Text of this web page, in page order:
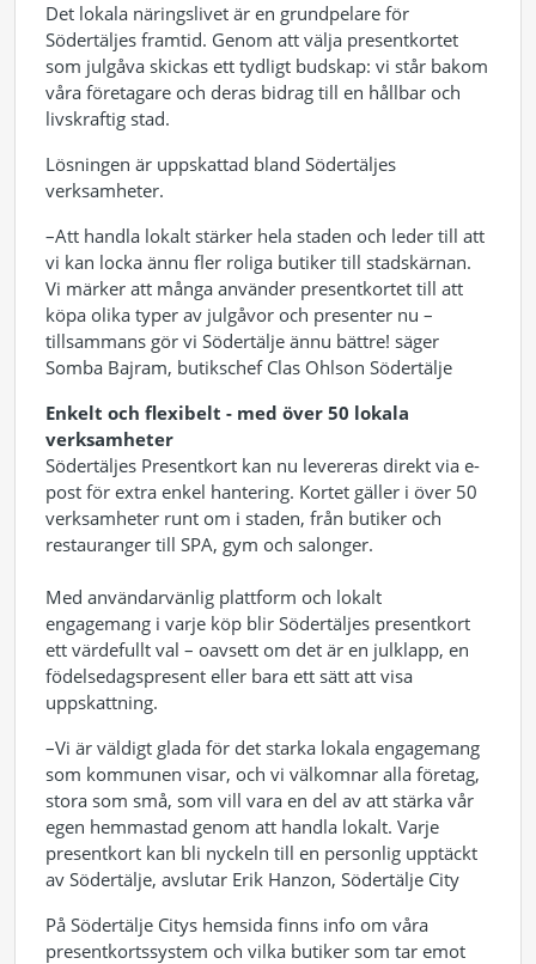
Det lokala näringslivet är en grundpelare för
Södertäljes framtid. Genom att välja presentkortet
som julgåva skickas ett tydligt budskap: vi står bakom
våra företagare och deras bidrag till en hållbar och
livskraftig stad.
Lösningen är uppskattad bland Södertäljes
verksamheter.
–Att handla lokalt stärker hela staden och leder till att
vi kan locka ännu fler roliga butiker till stadskärnan.
Vi märker att många använder presentkortet till att
köpa olika typer av julgåvor och presenter nu –
tillsammans gör vi Södertälje ännu bättre! säger
Somba Bajram, butikschef Clas Ohlson Södertälje
Enkelt och flexibelt - med över 50 lokala
verksamheter
Södertäljes Presentkort kan nu levereras direkt via e-
post för extra enkel hantering. Kortet gäller i över 50
verksamheter runt om i staden, från butiker och
restauranger till SPA, gym och salonger.
Med användarvänlig plattform och lokalt
engagemang i varje köp blir Södertäljes presentkort
ett värdefullt val – oavsett om det är en julklapp, en
födelsedagspresent eller bara ett sätt att visa
uppskattning.
–Vi är väldigt glada för det starka lokala engagemang
som kommunen visar, och vi välkomnar alla företag,
stora som små, som vill vara en del av att stärka vår
egen hemmastad genom att handla lokalt. Varje
presentkort kan bli nyckeln till en personlig upptäckt
av Södertälje, avslutar Erik Hanzon, Södertälje City
På Södertälje Citys hemsida finns info om våra
presentkortssystem och vilka butiker som tar emot